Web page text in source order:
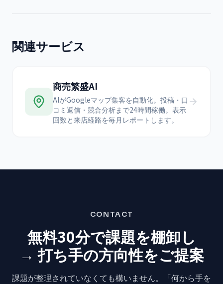
関連サービス
商売繁盛AI
AIがGoogleマップ集客を自動化。投稿・口
コミ返信・競合分析まで24時間稼働。表示
回数と来店経路を毎月レポートします。
CONTACT
無料30分で課題を棚卸し
→ 打ち手の方向性をご提案
課題が整理されていなくても構いません。
「何から手を